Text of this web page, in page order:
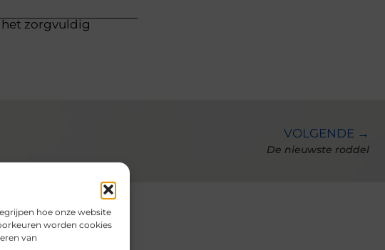
hoe onze website
worden cookies
van
zorgvuldig
VOLGENDE →
De nieuwste roddel